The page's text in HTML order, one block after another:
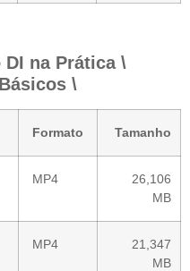
DI na Prática \
\
Formato Tamanho
MP4
26,106
MB
MP4
21,347
MB